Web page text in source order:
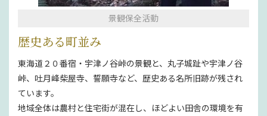
景観保全活動
歴史ある町並み
東海道２０番宿・宇津ノ谷峠の景観と、丸子城趾や宇津ノ谷
峠、吐月峰柴屋寺、誓願寺など、歴史ある名所旧跡が残され
ています。
地域全体は農村と住宅街が混在し、ほどよい田舎の環境を有